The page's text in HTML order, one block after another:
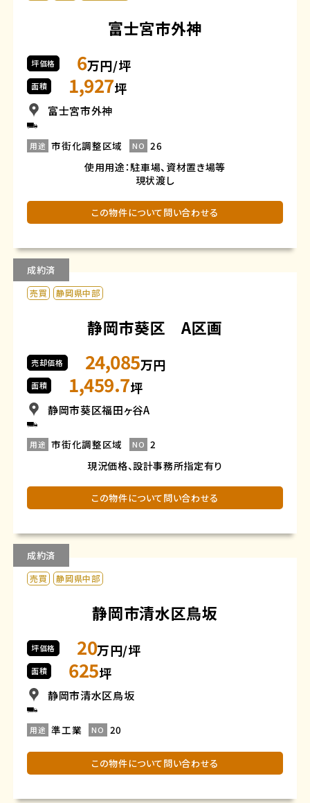
富士宮市外神
坪価格 6万円/坪
面積 1,927坪
富士宮市外神
用途 市街化調整区域 NO 26
使用用途：駐車場、資材置き場等
現状渡し
この物件について問い合わせる
成約済
売買 静岡県中部
静岡市葵区 A区画
売却価格 24,085万円
面積 1,459.7坪
静岡市葵区福田ヶ谷A
用途 市街化調整区域 NO 2
現況価格、設計事務所指定有り
この物件について問い合わせる
成約済
売買 静岡県中部
静岡市清水区鳥坂
坪価格 20万円/坪
面積 625坪
静岡市清水区鳥坂
用途 準工業 NO 20
この物件について問い合わせる